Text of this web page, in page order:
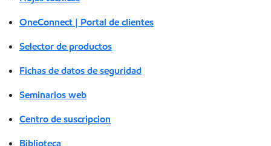
OneConnect | Portal de clientes
Selector de productos
Fichas de datos de seguridad
Seminarios web
Centro de suscripcion
Biblioteca